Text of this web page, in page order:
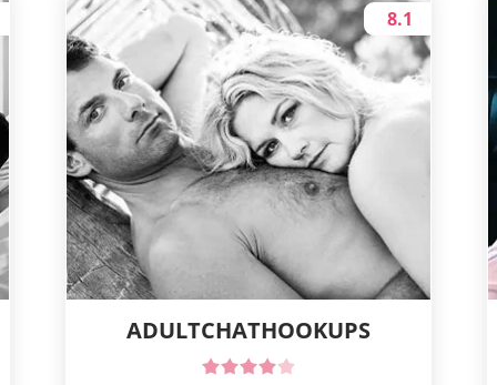
ADULTCHATHOOKUPS
8.1